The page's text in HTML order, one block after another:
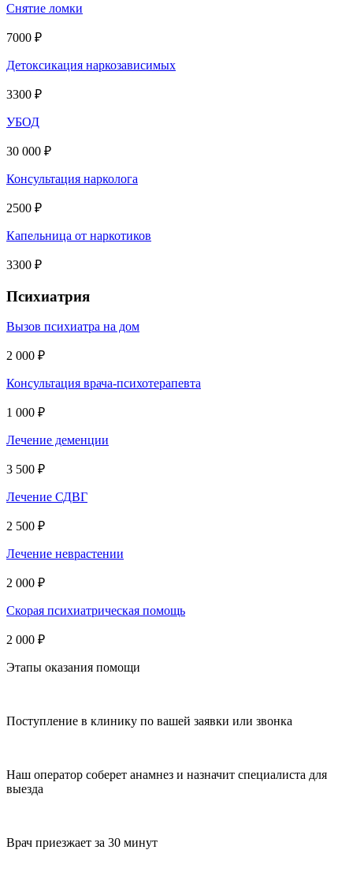
Снятие ломки
7000 ₽
Детоксикация наркозависимых
3300 ₽
УБОД
30 000 ₽
Консультация нарколога
2500 ₽
Капельница от наркотиков
3300 ₽
Психиатрия
Вызов психиатра на дом
2 000 ₽
Консультация врача-психотерапевта
1 000 ₽
Лечение деменции
3 500 ₽
Лечение СДВГ
2 500 ₽
Лечение неврастении
2 000 ₽
Скорая психиатрическая помощь
2 000 ₽
Этапы оказания помощи
Поступление в клинику по вашей заявки или звонка
Наш оператор соберет анамнез и назначит специалиста для
выезда
Врач приезжает за 30 минут